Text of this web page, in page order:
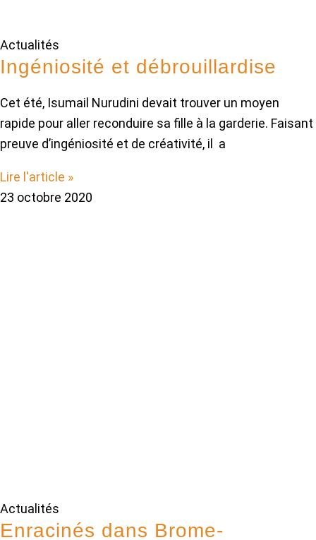
Actualités
Ingéniosité et débrouillardise
Cet été, Isumail Nurudini devait trouver un moyen
rapide pour aller reconduire sa fille à la garderie. Faisant
preuve d’ingéniosité et de créativité, il a
Lire l'article »
23 octobre 2020
Actualités
Enracinés dans Brome-